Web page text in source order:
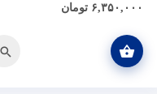
۶,۳۵۰,۰۰۰ تومان